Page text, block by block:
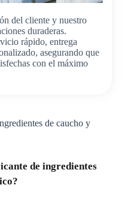
del cliente y nuestro
duraderas.
rápido, entrega
asegurando que
con el máximo
de caucho y
de ingredientes